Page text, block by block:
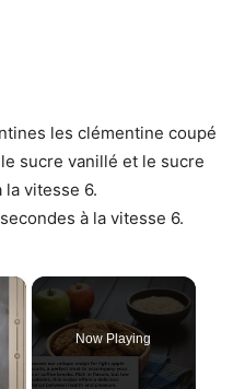
les clémentine coupé
sucre vanillé et le sucre
la vitesse 6.
à la vitesse 6.
×
Now Playing